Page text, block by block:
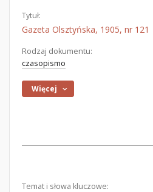
Tytuł:
Gazeta Olsztyńska, 1905, nr 121
Rodzaj dokumentu:
czasopismo
Więcej
Temat i słowa kluczowe: